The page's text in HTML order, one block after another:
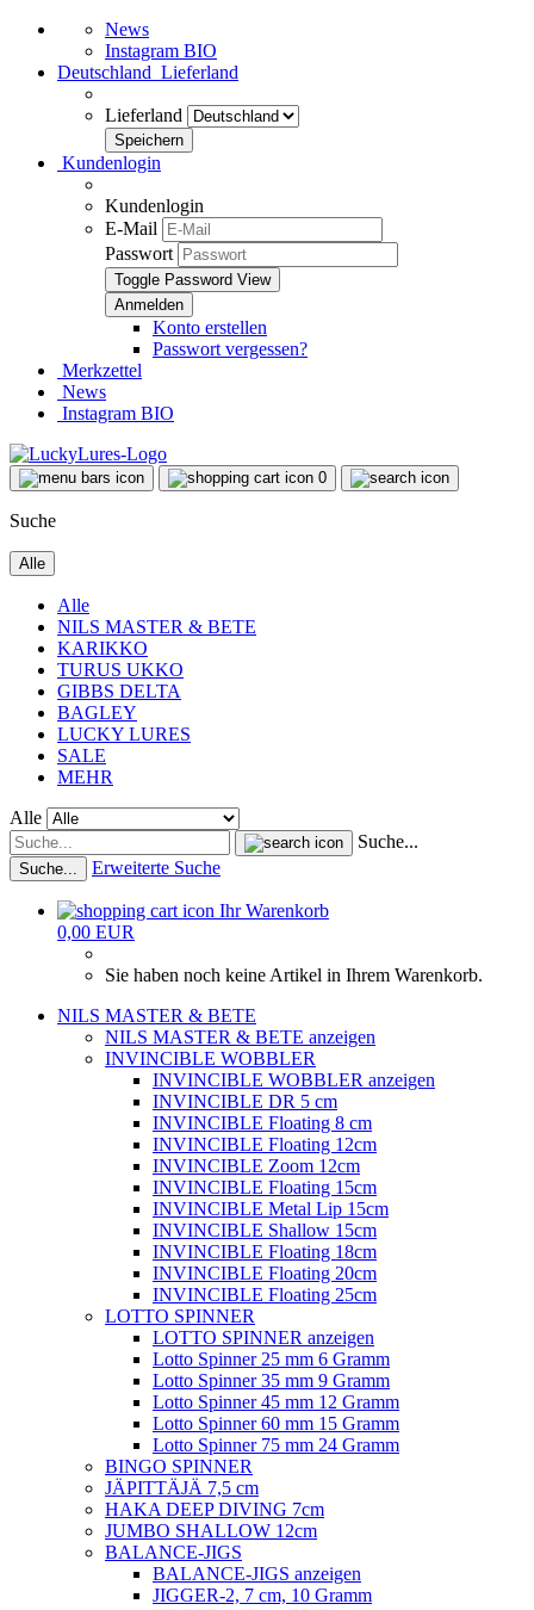
News
Instagram BIO
Deutschland Lieferland
Lieferland
Kundenlogin
Kundenlogin
E-Mail
Passwort
Toggle Password View
Konto erstellen
Passwort vergessen?
Merkzettel
News
Instagram BIO
0
Suche
Alle
Alle
NILS MASTER & BETE
KARIKKO
TURUS UKKO
GIBBS DELTA
BAGLEY
LUCKY LURES
SALE
MEHR
Alle
Suche...
Suche... Erweiterte Suche
Ihr Warenkorb
0,00 EUR
Sie haben noch keine Artikel in Ihrem Warenkorb.
NILS MASTER & BETE
NILS MASTER & BETE anzeigen
INVINCIBLE WOBBLER
INVINCIBLE WOBBLER anzeigen
INVINCIBLE DR 5 cm
INVINCIBLE Floating 8 cm
INVINCIBLE Floating 12cm
INVINCIBLE Zoom 12cm
INVINCIBLE Floating 15cm
INVINCIBLE Metal Lip 15cm
INVINCIBLE Shallow 15cm
INVINCIBLE Floating 18cm
INVINCIBLE Floating 20cm
INVINCIBLE Floating 25cm
LOTTO SPINNER
LOTTO SPINNER anzeigen
Lotto Spinner 25 mm 6 Gramm
Lotto Spinner 35 mm 9 Gramm
Lotto Spinner 45 mm 12 Gramm
Lotto Spinner 60 mm 15 Gramm
Lotto Spinner 75 mm 24 Gramm
BINGO SPINNER
JÄPITTÄJÄ 7,5 cm
HAKA DEEP DIVING 7cm
JUMBO SHALLOW 12cm
BALANCE-JIGS
BALANCE-JIGS anzeigen
JIGGER-2, 7 cm, 10 Gramm